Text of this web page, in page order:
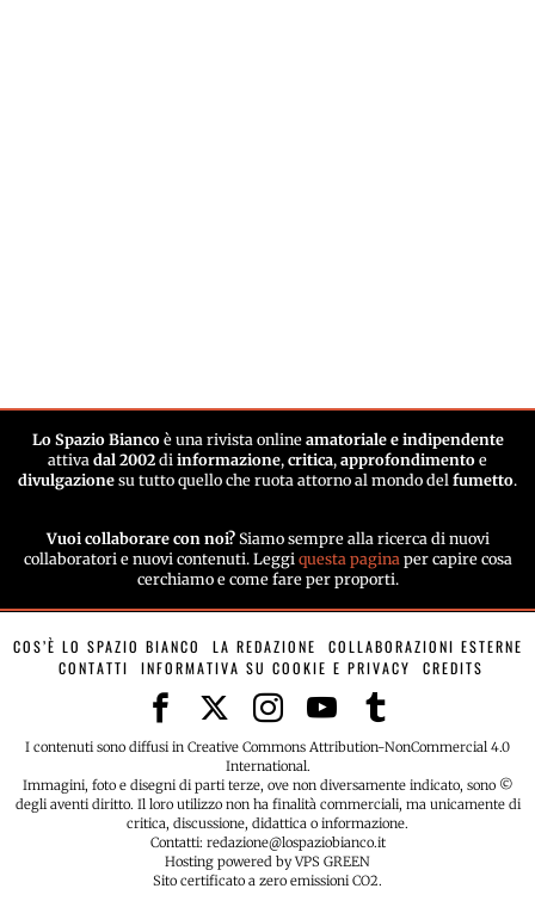
Lo Spazio Biancoè una rivista online amatoriale e indipendente
attiva dal 2002 di informazione, critica, approfondimento e
divulgazione su tutto quello che ruota attorno al mondo del fumetto.
Vuoi collaborare con noi? Siamo sempre alla ricerca di nuovi
collaboratori e nuovi contenuti. Leggi questa paginaper capire cosa
cerchiamo e come fare per proporti.
COS’È LO SPAZIO BIANCO LA REDAZIONE
COLLABORAZIONI ESTERNE
CONTATTI
INFORMATIVA SU COOKIE E PRIVACY CREDITS
I contenuti sono diffusi in Creative Commons Attribution-NonCommercial 4.0
International.
Immagini, foto e disegni di parti terze, ove non diversamente indicato, sono ©
degli aventi diritto. Il loro utilizzo non ha finalità commerciali, ma unicamente di
critica, discussione, didattica o informazione.
Contatti: redazione@lospaziobianco.it
Hosting powered by VPS GREEN
Sito certificato a zero emissioni CO2.